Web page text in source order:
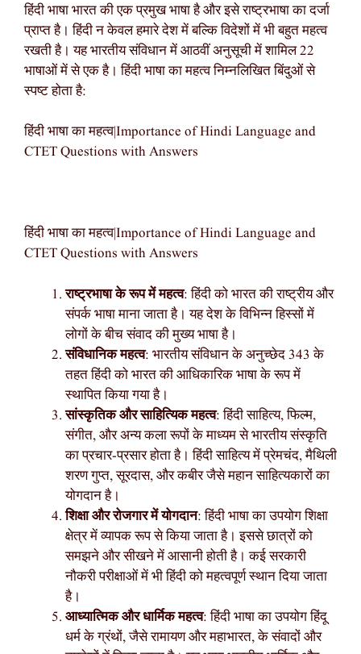
हिंदी भाषा भारत की एक प्रमुख भाषा है और इसे राष्ट्रभाषा का दर्जा
प्राप्त है। हिंदी न केवल हमारे देश में बल्कि विदेशों में भी बहुत महत्व
रखती है। यह भारतीय संविधान में आठवीं अनुसूची में शामिल 22
भाषाओं में से एक है। हिंदी भाषा का महत्व निम्नलिखित बिंदुओं से
स्पष्ट होता है:
हिंदी भाषा का महत्व|Importance of Hindi Language and
CTET Questions with Answers
हिंदी भाषा का महत्व|Importance of Hindi Language and
CTET Questions with Answers
राष्ट्रभाषा के रूप में महत्व: हिंदी को भारत की राष्ट्रीय और
संपर्क भाषा माना जाता है। यह देश के विभिन्न हिस्सों में
लोगों के बीच संवाद की मुख्य भाषा है।
संविधानिक महत्व: भारतीय संविधान के अनुच्छेद 343 के
तहत हिंदी को भारत की आधिकारिक भाषा के रूप में
स्थापित किया गया है।
सांस्कृतिक और साहित्यिक महत्व: हिंदी साहित्य, फिल्म,
संगीत, और अन्य कला रूपों के माध्यम से भारतीय संस्कृति
का प्रचार-प्रसार होता है। हिंदी साहित्य में प्रेमचंद, मैथिली
शरण गुप्त, सूरदास, और कबीर जैसे महान साहित्यकारों का
योगदान है।
शिक्षा और रोजगार में योगदान: हिंदी भाषा का उपयोग शिक्षा
क्षेत्र में व्यापक रूप से किया जाता है। इससे छात्रों को
समझने और सीखने में आसानी होती है। कई सरकारी
नौकरी परीक्षाओं में भी हिंदी को महत्वपूर्ण स्थान दिया जाता
है।
आध्यात्मिक और धार्मिक महत्व: हिंदी भाषा का उपयोग हिंदू
धर्म के ग्रंथों, जैसे रामायण और महाभारत, के संवादों और